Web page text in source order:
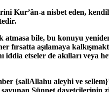
Kur’ân-a nisbet eden,
atmasa bile, bu konuyu
fırsatta aşılamaya
iddia etseler de akılları veya
{sallAllahu aleyhi ve sellem}
Sünnet davetçilerinin